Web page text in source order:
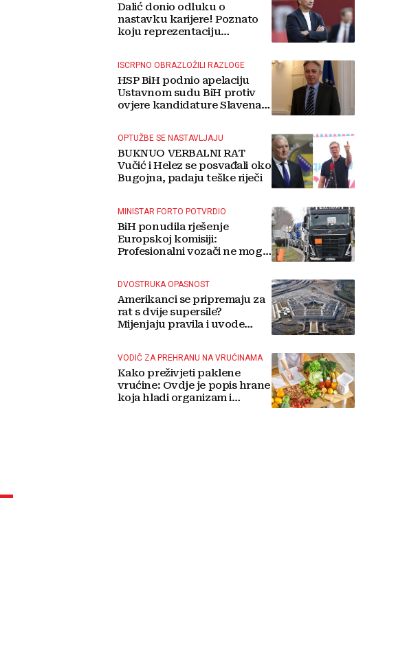
Dalić donio odluku o
nastavku karijere! Poznato
koju reprezentaciju
ISCRPNO OBRAZLOŽILI RAZLOGE
HSP BiH podnio apelaciju
Ustavnom sudu BiH protiv
ovjere kandidature Slavena
OPTUŽBE SE NASTAVLJAJU
BUKNUO VERBALNI RAT
Vučić i Helez se posvađali oko
Bugojna, padaju teške riječi
MINISTAR FORTO POTVRDIO
BiH ponudila rješenje
Europskoj komisiji:
Profesionalni vozači ne mogu
DVOSTRUKA OPASNOST
Amerikanci se pripremaju za
rat s dvije supersile?
Mijenjaju pravila i uvode
VODIČ ZA PREHRANU NA VRUĆINAMA
Kako preživjeti paklene
vrućine: Ovdje je popis hrane
koja hladi organizam i